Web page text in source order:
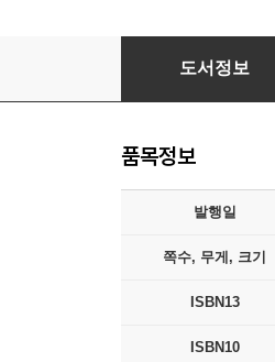
김도형의 데이터
도서정보
품목정보
발행일
쪽수, 무게, 크기
ISBN13
ISBN10